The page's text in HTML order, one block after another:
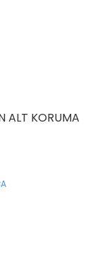
ALT KORUMA